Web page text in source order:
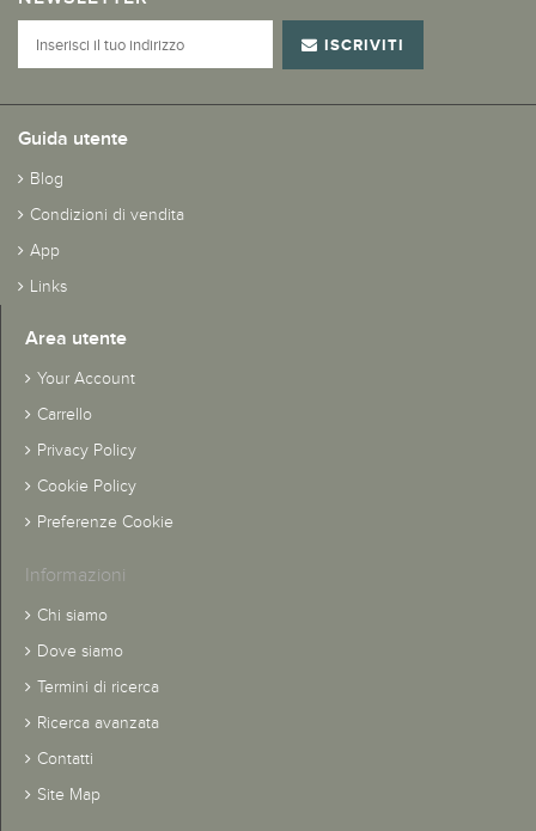
ISCRIVITI
Guida utente
Blog
Condizioni di vendita
App
Links
Area utente
Your Account
Carrello
Privacy Policy
Cookie Policy
Preferenze Cookie
Informazioni
Chi siamo
Dove siamo
Termini di ricerca
Ricerca avanzata
Contatti
Site Map